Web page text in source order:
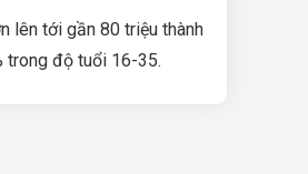
lên tới gần 80 triệu thành
trong độ tuổi 16-35.